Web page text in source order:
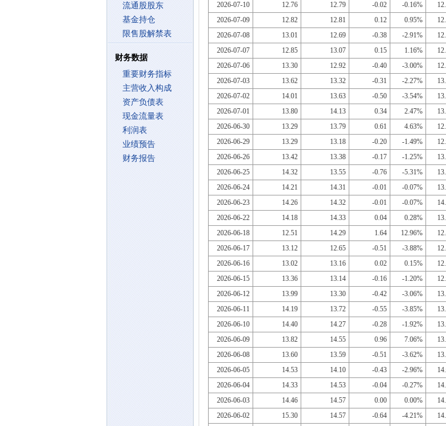
流通股股东
基金持仓
限售股解禁表
财务数据
重要财务指标
主营收入构成
资产负债表
现金流量表
利润表
业绩预告
财务报告
2026-07-10
12.76 12.79 -0.02 -0.16%
2026-07-09
12.82 12.81 0.12 0.95%
2026-07-08
13.01 12.69 -0.38 -2.91%
2026-07-07
12.85 13.07 0.15 1.16%
2026-07-06
13.30 12.92 -0.40 -3.00%
2026-07-03
13.62 13.32 -0.31 -2.27%
2026-07-02
14.01 13.63 -0.50 -3.54%
2026-07-01
13.80 14.13 0.34 2.47%
2026-06-30
13.29 13.79 0.61 4.63%
2026-06-29
13.29 13.18 -0.20 -1.49%
2026-06-26
13.42 13.38 -0.17 -1.25%
2026-06-25
14.32 13.55 -0.76 -5.31%
2026-06-24
14.21 14.31 -0.01 -0.07%
2026-06-23
14.26 14.32 -0.01 -0.07%
2026-06-22
14.18 14.33 0.04 0.28%
2026-06-18
12.51 14.29 1.64 12.96%
2026-06-17
13.12 12.65 -0.51 -3.88%
2026-06-16
13.02 13.16 0.02 0.15%
2026-06-15
13.36 13.14 -0.16 -1.20%
2026-06-12
13.99 13.30 -0.42 -3.06%
2026-06-11
14.19 13.72 -0.55 -3.85%
2026-06-10
14.40 14.27 -0.28 -1.92%
2026-06-09
13.82 14.55 0.96 7.06%
2026-06-08
13.60 13.59 -0.51 -3.62%
2026-06-05
14.53 14.10 -0.43 -2.96%
2026-06-04
14.33 14.53 -0.04 -0.27%
2026-06-03
14.46 14.57 0.00 0.00%
2026-06-02
15.30 14.57 -0.64 -4.21%